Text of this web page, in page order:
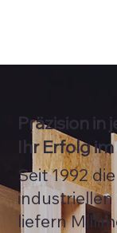
Präzision in
Ihr Erfolg
Seit 1992
liefern